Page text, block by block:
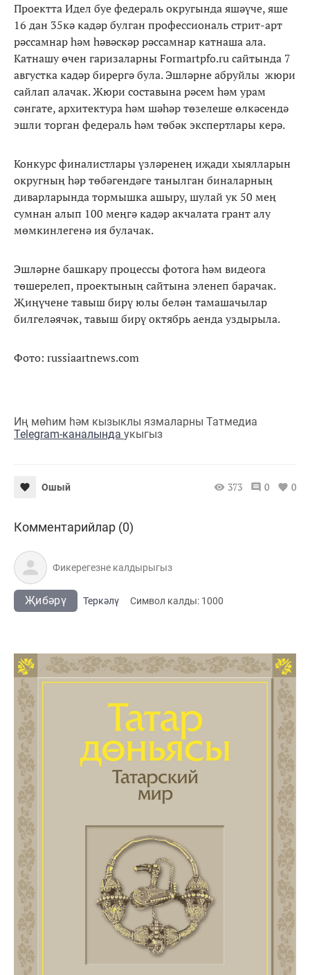
Проектта Идел буе федераль округында яшәүче, яше
16 дан 35кә кадәр булган профессиональ стрит-арт
рәссамнар һәм һәвәскәр рәссамнар катнаша ала.
Катнашу өчен гаризаларны Formartpfo.ru сайтында 7
августка кадәр бирергә була. Эшләрне абруйлы жюри
сайлап алачак. Жюри составына рәсем һәм урам
сәнгате, архитектура һәм шәһәр төзелеше өлкәсендә
эшли торган федераль һәм төбәк экспертлары керә.
Конкурс финалистлары үзләренең иҗади хыялларын
округның һәр төбәгендәге танылган биналарның
диварларында тормышка ашыру, шулай ук 50 мең
сумнан алып 100 меңгә кадәр акчалата грант алу
мөмкинлегенә ия булачак.
Эшләрне башкару процессы фотога һәм видеога
төшерелеп, проектының сайтына эленеп барачак.
Җиңүчене тавыш бирү юлы белән тамашачылар
билгеләячәк, тавыш бирү октябрь аенда уздырыла.
Фото: russiaartnews.com
Иң мөһим һәм кызыклы язмаларны Татмедиа
Telegram-каналында укыгыз
Ошый 373 0 0
Комментарийлар (0)
Җибәрү Теркәлү Cимвол калды: 1000